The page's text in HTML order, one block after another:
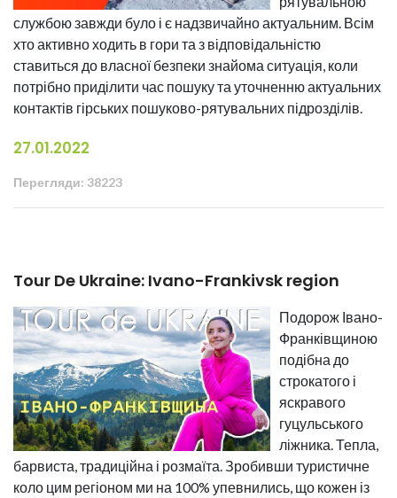
службою завжди було і є надзвичайно актуальним. Всім
хто активно ходить в гори та з відповідальністю
ставиться до власної безпеки знайома ситуація, коли
потрібно приділити час пошуку та уточненню актуальних
контактів гірських пошуково-рятувальних підрозділів.
27.01.2022
Перегляди: 38223
Tour De Ukraine: Ivano-Frankivsk region
Подорож Івано-
Франківщиною
подібна до
строкатого і
яскравого
гуцульського
ліжника. Тепла,
барвиста, традиційна і розмаїта. Зробивши туристичне
коло цим регіоном ми на 100% упевнились, що кожен із